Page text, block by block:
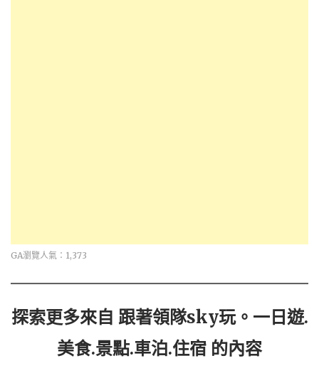
GA瀏覽人氣：1,373
探索更多來自 跟著領隊sky玩。一日遊.
美食.景點.車泊.住宿 的內容